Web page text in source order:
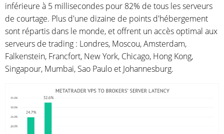
inférieure à 5 millisecondes pour 82% de tous les serveurs
de courtage. Plus d'une dizaine de points d'hébergement
sont répartis dans le monde, et offrent un accès optimal aux
serveurs de trading : Londres, Moscou, Amsterdam,
Falkenstein, Francfort, New York, Chicago, Hong Kong,
Singapour, Mumbai, Sao Paulo et Johannesburg.